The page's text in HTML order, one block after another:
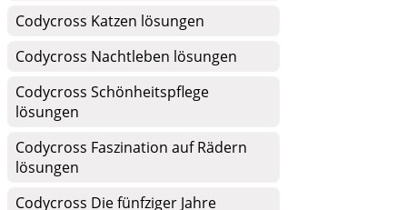
Codycross Katzen lösungen
Codycross Nachtleben lösungen
Codycross Schönheitspflege
lösungen
Codycross Faszination auf Rädern
lösungen
Codycross Die fünfziger Jahre